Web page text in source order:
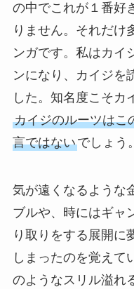
の中でこれが１番好
りません。それだけ
ンガです。私はカイ
ンになり、カイジを
した。知名度こそカ
カイジのルーツはこ
言ではないでしょう。
気が遠くなるような
ブルや、時にはギャ
り取りをする展開に
しまったのを覚えて
のようなスリル溢れ